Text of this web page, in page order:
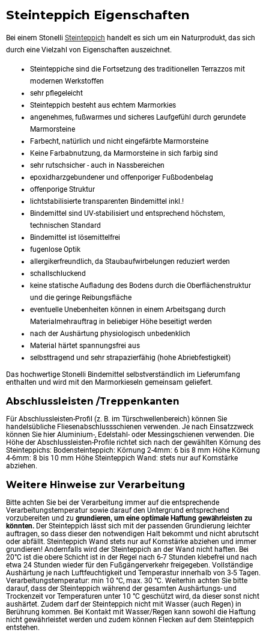
Steinteppich Eigenschaften
Bei einem Stonelli Steinteppich handelt es sich um ein Naturprodukt, das sich
durch eine Vielzahl von Eigenschaften auszeichnet.
Steinteppiche sind die Fortsetzung des traditionellen Terrazzos mit
modernen Werkstoffen
sehr pflegeleicht
Steinteppich besteht aus echtem Marmorkies
angenehmes, fußwarmes und sicheres Laufgefühl durch gerundete
Marmorsteine
Farbecht, natürlich und nicht eingefärbte Marmorsteine
Keine Farbabnutzung, da Marmorsteine in sich farbig sind
sehr rutschsicher - auch in Nassbereichen
epoxidharzgebundener und offenporiger Fußbodenbelag
offenporige Struktur
lichtstabilisierte transparenten Bindemittel inkl.!
Bindemittel sind UV-stabilisiert und entsprechend höchstem,
technischen Standard
Bindemittel ist lösemittelfrei
fugenlose Optik
allergikerfreundlich, da Staubaufwirbelungen reduziert werden
schallschluckend
keine statische Aufladung des Bodens durch die Oberflächenstruktur
und die geringe Reibungsfläche
eventuelle Unebenheiten können in einem Arbeitsgang durch
Materialmehrauftrag in beliebiger Höhe beseitigt werden
nach der Aushärtung physiologisch unbedenklich
Material härtet spannungsfrei aus
selbsttragend und sehr strapazierfähig (hohe Abriebfestigkeit)
Das hochwertige Stonelli Bindemittel selbstverständlich im Lieferumfang
enthalten und wird mit den Marmorkieseln gemeinsam geliefert.
Abschlussleisten /Treppenkanten
Für Abschlussleisten-Profil (z. B. im Türschwellenbereich) können Sie
handelsübliche Fliesenabschlussschienen verwenden. Je nach Einsatzzweck
können Sie hier Aluminium-, Edelstahl- oder Messingschienen verwenden. Die
Höhe der Abschlussleisten-Profile richtet sich nach der gewählten Körnung des
Steinteppichs: Bodensteinteppich: Körnung 2-4mm: 6 bis 8 mm Höhe Körnung
4-6mm: 8 bis 10 mm Höhe Steinteppich Wand: stets nur auf Kornstärke
abziehen.
Weitere Hinweise zur Verarbeitung
Bitte achten Sie bei der Verarbeitung immer auf die entsprechende
Verarbeitungstemperatur sowie darauf den Untergrund entsprechend
vorzubereiten und zu grundieren, um eine optimale Haftung gewährleisten zu
könnten. Der Steinteppich lässt sich mit der passenden Grundierung leichter
auftragen, so dass dieser den notwendigen Halt bekommt und nicht abrutscht
oder abfällt. Steinteppich Wand stets nur auf Kornstärke abziehen und immer
grundieren! Andernfalls wird der Steinteppich an der Wand nicht haften. Bei
20°C ist die obere Schicht ist in der Regel nach 6-7 Stunden klebefrei und nach
etwa 24 Stunden wieder für den Fußgängerverkehr freigegeben. Vollständige
Aushärtung je nach Luftfeuchtigkeit und Temperastur innerhalb von 3-5 Tagen.
Verarbeitungstemperatur: min 10 °C, max. 30 °C. Weiterhin achten Sie bitte
darauf, dass der Steinteppich während der gesamten Aushärtungs- und
Trockenzeit vor Temperaturen unter 10 °C geschützt wird, da dieser sonst nicht
aushärtet. Zudem darf der Steinteppich nicht mit Wasser (auch Regen) in
Berührung kommen. Bei Kontakt mit Wasser/Regen kann sowohl die Haftung
nicht gewährleistet werden und zudem können Flecken auf dem Steinteppich
entstehen.